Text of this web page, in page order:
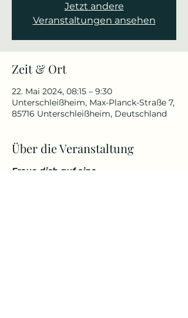
Jetzt andere
Veranstaltungen ansehen
Zeit & Ort
22. Mai 2024, 08:15 – 9:30
Unterschleißheim, Max-Planck-Straße 7,
85716 Unterschleißheim, Deutschland
Über die Veranstaltung
Freue dich auf eine